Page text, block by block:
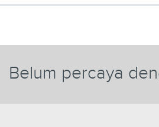
Belum percaya